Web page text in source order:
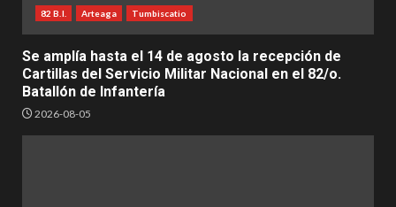
82 B.I. Arteaga Tumbiscatio
Se amplía hasta el 14 de agosto la recepción de
Cartillas del Servicio Militar Nacional en el 82/o.
Batallón de Infantería
2026-08-05